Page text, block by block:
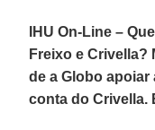
IHU On-Line –
Freixo e
de a Globo
conta do Crivella.